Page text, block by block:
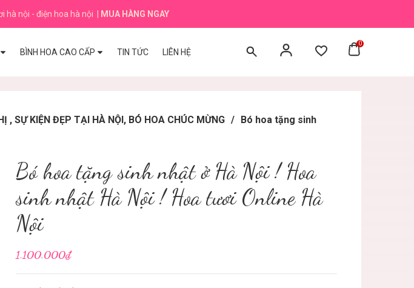
hà nội - điện hoa hà nội MUA HÀNG NGAY
BÌNH HOA CAO CẤP TIN TỨC LIÊN HỆ
0
, SỰ KIỆN ĐẸP TẠI HÀ NỘI, BÓ HOA CHÚC MỪNG / Bó hoa tặng sinh
Bó hoa tặng sinh nhật ở Hà Nội ! Hoa
sinh nhật Hà Nội ! Hoa tươi Online Hà
Nội
1.100.000₫